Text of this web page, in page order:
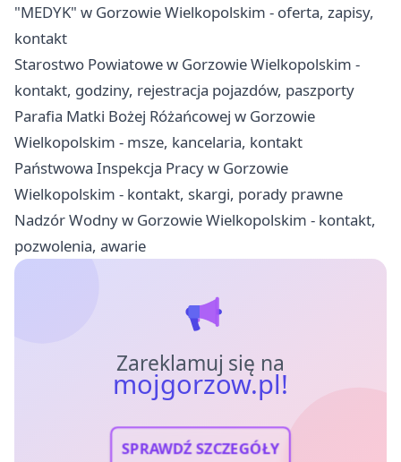
"MEDYK" w Gorzowie Wielkopolskim - oferta, zapisy,
kontakt
Starostwo Powiatowe w Gorzowie Wielkopolskim -
kontakt, godziny, rejestracja pojazdów, paszporty
Parafia Matki Bożej Różańcowej w Gorzowie
Wielkopolskim - msze, kancelaria, kontakt
Państwowa Inspekcja Pracy w Gorzowie
Wielkopolskim - kontakt, skargi, porady prawne
Nadzór Wodny w Gorzowie Wielkopolskim - kontakt,
pozwolenia, awarie
Zareklamuj się na
mojgorzow.pl!
SPRAWDŹ SZCZEGÓŁY